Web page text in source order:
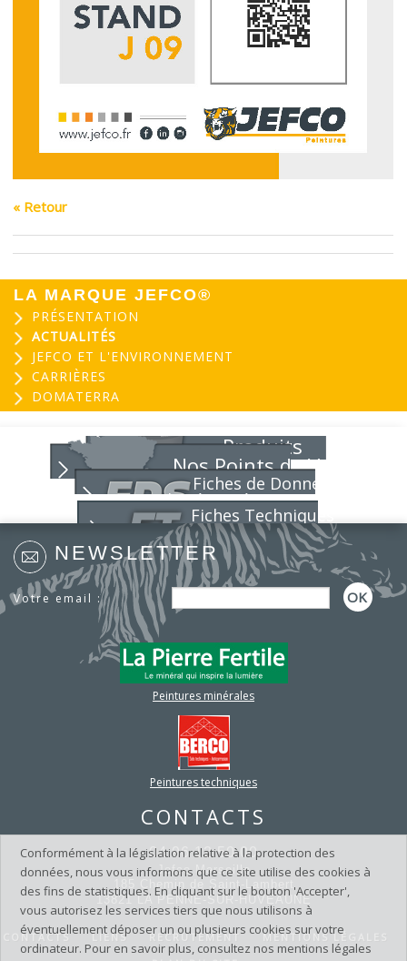
« Retour
LA MARQUE JEFCO®
PRÉSENTATION
ACTUALITÉS
JEFCO ET L'ENVIRONNEMENT
CARRIÈRES
DOMATERRA
Produits
Nos Points de Vente
Fiches de Données
de Sécurité
Fiches Techniques
NEWSLETTER
Votre email :
Peintures minérales
Peintures techniques
CONTACTS
04 96 12 50 00
Jefco Marseille
185 Chemin de Saint-Lambert
13821 LA PENNE-SUR-HUVEAUNE
CONTACTS LIENS RECRUTEMENT
MENTIONS LÉGALES
Conformément à la législation relative à la protection des
données, nous vous informons que ce site utilise des cookies à
des fins de statistiques. En cliquant sur le bouton 'Accepter',
vous autorisez les services tiers que nous utilisons à
éventuellement déposer un ou plusieurs cookies sur votre
ordinateur. Pour en savoir plus, consultez nos mentions légales